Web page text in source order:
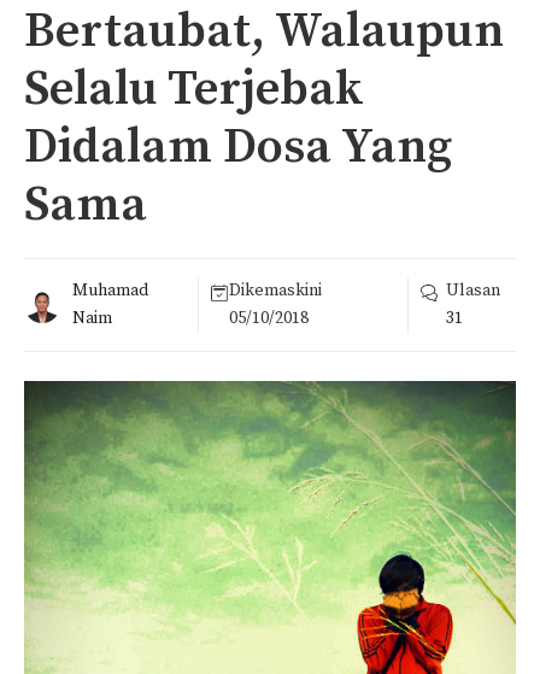
Bertaubat, Walaupun
Selalu Terjebak
Didalam Dosa Yang
Sama
Muhamad
Naim
Dikemaskini
05/10/2018
Ulasan
31